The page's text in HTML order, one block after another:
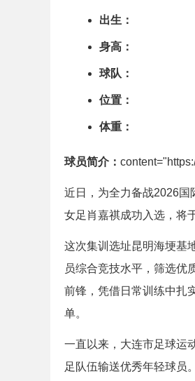
出生：
身高：
球队：
位置：
体重：
球员简介：
近日，为全力备战2026国
女足肖嘉祺成功入选，将
这次集训选址昆明海埂基
员综合竞技水平，筛选优
前锋，凭借日常训练中扎
单。
一直以来，大连市足球运
足队伍输送优秀年轻球员